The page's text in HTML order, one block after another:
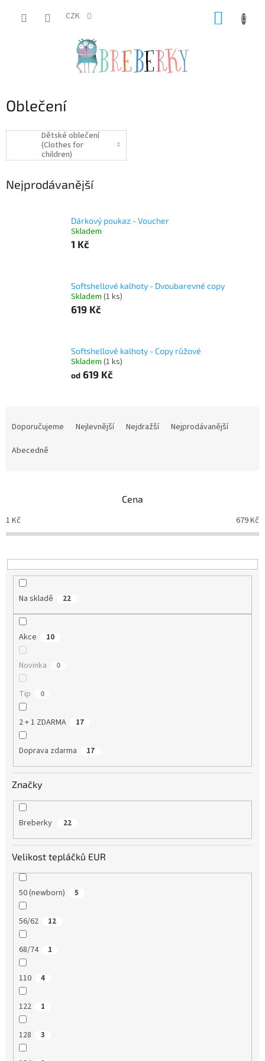
CZK
Oblečení
Dětské oblečení
(Clothes for
children)
Nejprodávanější
Dárkový poukaz - Voucher
Skladem
1 Kč
Softshellové kalhoty - Dvoubarevné copy
Skladem (1 ks)
619 Kč
Softshellové kalhoty - Copy růžové
Skladem (1 ks)
od 619 Kč
o
d
k
t
Doporučujeme Nejlevnější Nejdražší
Nejprodávanější
Abecedně
Cena
1 Kč 679Kč
Na skladě 22
Akce 10
Novinka 0
Tip 0
2 + 1 ZDARMA 17
Doprava zdarma 17
Značky
Breberky 22
Velikost tepláčků EUR
50 (newborn) 5
56/62 12
68/74 1
110 4
122 1
128 3